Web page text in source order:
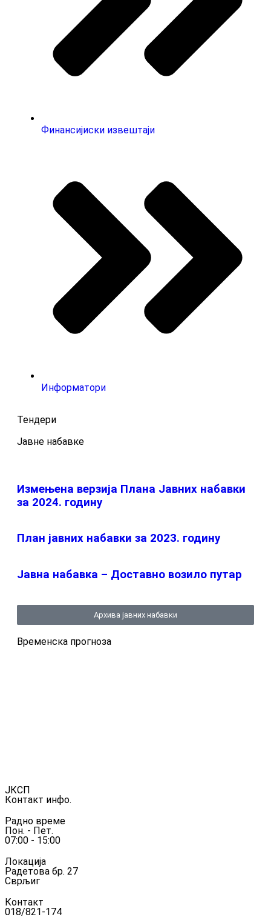
Финансијиски извештаји
Информатори
Тендери
Јавне набавке
Измењенa верзијa Плана Јавних набавки
за 2024. годину
План јавних набавки за 2023. годину
Јавна набавка – Доставно возило путар
Архива јавних набавки
Временска прогноза
ЈКСП
Контакт инфо.
Радно време
Пон. - Пет.
07:00 - 15:00
Локација
Радетова бр. 27
Сврљиг
Контакт
018/821-174